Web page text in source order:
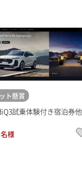
ト懸賞
試乗体験付き宿泊券他
名様